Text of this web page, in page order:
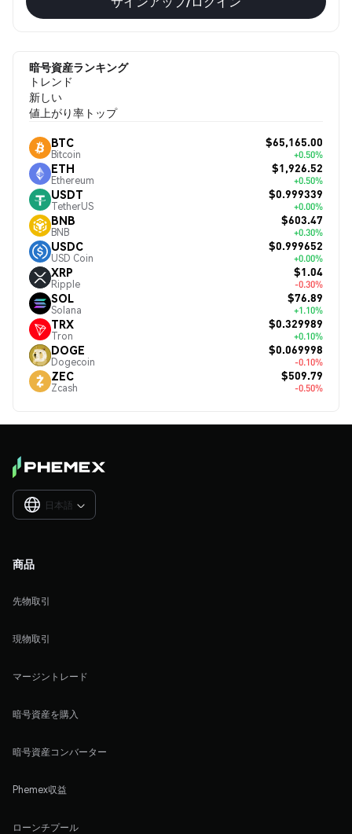
暗号資産ランキング
トレンド
新しい
値上がり率トップ
BTC
Bitcoin
$65,165.00
+0.50%
ETH
Ethereum
$1,926.52
+0.50%
USDT
TetherUS
$0.999339
+0.00%
BNB
BNB
$603.47
+0.30%
USDC
USD Coin
$0.999652
+0.00%
XRP
Ripple
$1.04
-0.30%
SOL
Solana
$76.89
+1.10%
TRX
Tron
$0.329989
+0.10%
DOGE
Dogecoin
$0.069998
-0.10%
ZEC
Zcash
$509.79
-0.50%
日本語 
商品
先物取引
現物取引
マージントレード
暗号資産を購入
暗号資産コンバーター
Phemex収益
ローンチプール